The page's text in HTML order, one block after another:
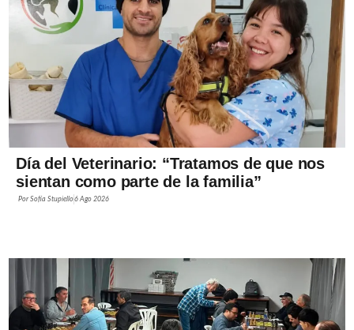
Día del Veterinario: “Tratamos de que nos
sientan como parte de la familia”
PorSofía Stupiello6 Ago 2026